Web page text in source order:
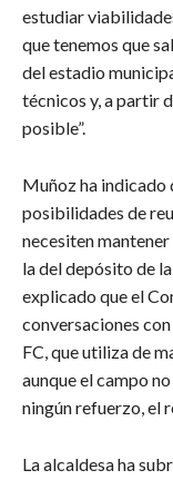
estudiar
que tenemos que
del estadio
técnicos y, a partir
posible”.
Muñoz ha indicado
posibilidades de
necesiten
la del depósito de
explicado que el
conversaciones
FC, que utiliza de
aunque el campo
ningún refuerzo, el
La alcaldesa ha